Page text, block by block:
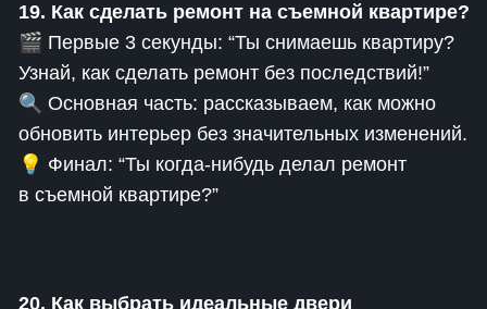
19. Как сделать ремонт на съемной квартире?
🎬 Первые 3 секунды: “Ты снимаешь квартиру?
Узнай, как сделать ремонт без последствий!”
🔍 Основная часть: рассказываем, как можно
обновить интерьер без значительных изменений.
💡 Финал: “Ты когда-нибудь делал ремонт
в съемной квартире?”
20. Как выбрать идеальные двери